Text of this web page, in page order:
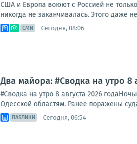
США и Европа воюют с Россией не
никогда не заканчивалась. Этого даже
СМИ Сегодня, 08:06
Два майора: #Сводка на утро 8
#Сводка на утро 8 августа 2026
Одесской областям. Ранее поражены
ПАБЛИКИ Сегодня, 06:54